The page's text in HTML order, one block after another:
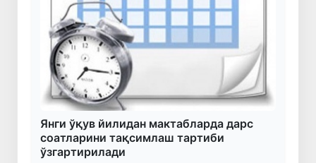
Янги ўқув йилидан мактабларда дарс
соатларини тақсимлаш тартиби
ўзгартирилади